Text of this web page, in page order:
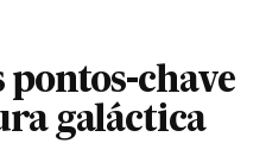
pontos-chave
galáctica